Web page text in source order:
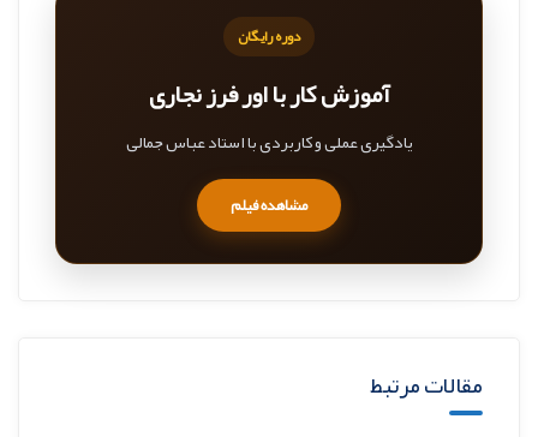
دوره رایگان
آموزش کار با اور فرز نجاری
یادگیری عملی و کاربردی با استاد عباس جمالی
مشاهده فیلم
مقالات مرتبط